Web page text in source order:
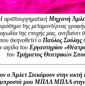
αριστουργηματική Μηχανή
της μεταμοντέρνας
της εποχής μας, ανεβαίνει
σκηνοθετεί ο Παύλος Σούλης
αιγίδα του Εργαστηρίου
του Τμήματος Θεατρικών
ο Άμλετ Στεκόμουν στην ακτή
μου ΜΠΛΑ ΜΠΛΑ στην